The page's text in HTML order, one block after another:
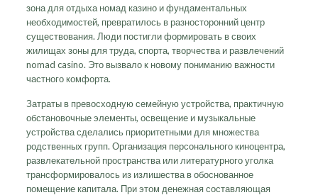
зона для отдыха номад казино и фундаментальных
необходимостей, превратилось в разносторонний центр
существования. Люди постигли формировать в своих
жилищах зоны для труда, спорта, творчества и развлечений
nomad casino. Это вызвало к новому пониманию важности
частного комфорта.
Затраты в превосходную семейную устройства, практичную
обстановочные элементы, освещение и музыкальные
устройства сделались приоритетными для множества
родственных групп. Организация персонального киноцентра,
развлекательной пространства или литературного уголка
трансформировалось из излишества в обоснованное
помещение капитала. При этом денежная составляющая